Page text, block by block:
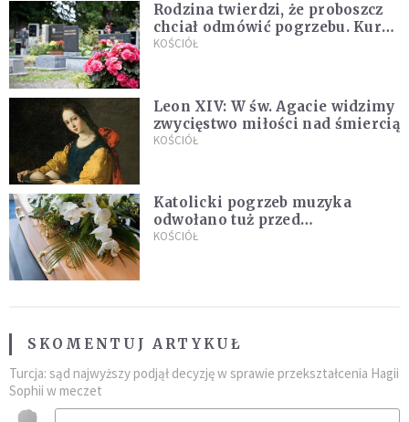
Rodzina twierdzi, że proboszcz
chciał odmówić pogrzebu. Kuria
zapowiada wyjaśnienia
KOŚCIÓŁ
Leon XIV: W św. Agacie widzimy
zwycięstwo miłości nad śmiercią
KOŚCIÓŁ
Katolicki pogrzeb muzyka
odwołano tuż przed
uroczystością. Powodem była
KOŚCIÓŁ
SKOMENTUJ ARTYKUŁ
Turcja: sąd najwyższy podjął decyzję w sprawie przekształcenia Hagii
Sophii w meczet